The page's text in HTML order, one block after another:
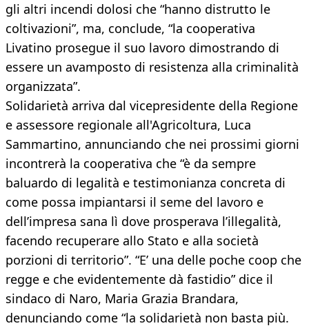
gli altri incendi dolosi che “hanno distrutto le
coltivazioni”, ma, conclude, “la cooperativa
Livatino prosegue il suo lavoro dimostrando di
essere un avamposto di resistenza alla criminalità
organizzata”.
Solidarietà arriva dal vicepresidente della Regione
e assessore regionale all'Agricoltura, Luca
Sammartino, annunciando che nei prossimi giorni
incontrerà la cooperativa che “è da sempre
baluardo di legalità e testimonianza concreta di
come possa impiantarsi il seme del lavoro e
dell’impresa sana lì dove prosperava l’illegalità,
facendo recuperare allo Stato e alla società
porzioni di territorio”. “E’ una delle poche coop che
regge e che evidentemente dà fastidio” dice il
sindaco di Naro, Maria Grazia Brandara,
denunciando come “la solidarietà non basta più.